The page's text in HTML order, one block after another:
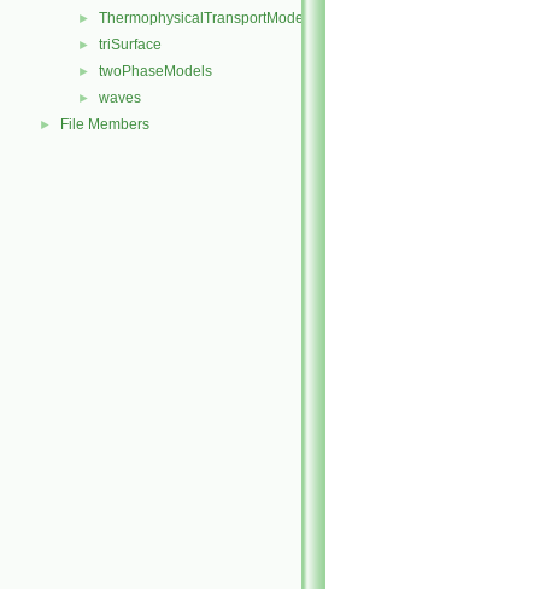
► ThermophysicalTransportModels
► triSurface
► twoPhaseModels
► waves
► File Members